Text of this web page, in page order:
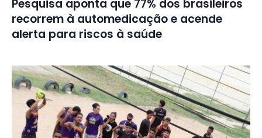
Pesquisa aponta que 77% dos brasileiros
recorrem à automedicação e acende
alerta para riscos à saúde